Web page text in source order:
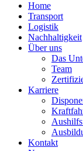
Home
Transport
Logistik
Nachhaltigkeit
Über uns
Das
Team
Karriere
Kontakt